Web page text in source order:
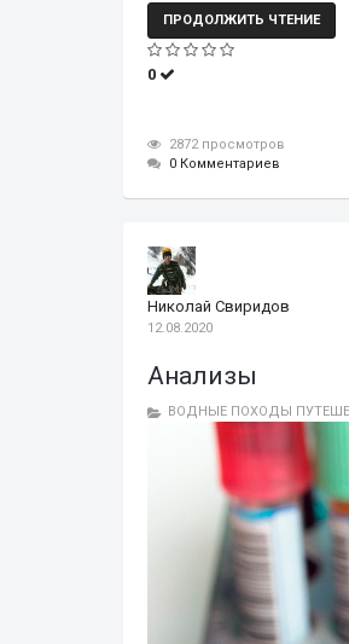
ПРОДОЛЖИТЬ ЧТЕНИЕ
0
2872 просмотров
0 Комментариев
Николай Свиридов
12.08.2020
Анализы
ВОДНЫЕ ПОХОДЫ